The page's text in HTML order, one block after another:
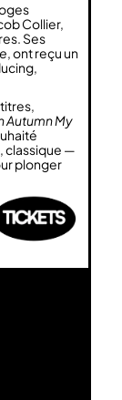
Collier,
Ses
, ont reçu un
Autumn My
classique —
plonger